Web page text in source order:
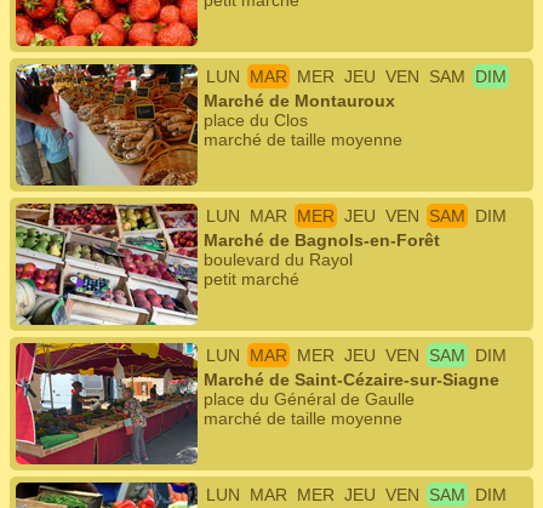
LUN MAR MER JEU VEN SAM
DIM
Marché de Montauroux
place du Clos
marché de taille moyenne
LUN MAR MER JEU VEN SAM
DIM
Marché de Bagnols-en-Forêt
boulevard du Rayol
petit marché
LUN MAR MER JEU VEN SAM
DIM
Marché de Saint-Cézaire-sur-Siagne
place du Général de Gaulle
marché de taille moyenne
LUN MAR MER JEU VEN SAM
DIM